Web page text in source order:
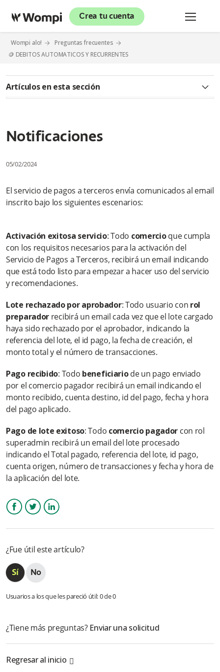
Crea tu cuenta
Wompi alo!
Preguntas frecuentes
🪙 DEBITOS AUTOMATICOS Y RECURRENTES
Artículos en esta sección
¿Cómo puedo solicitar la inactivación del Servicio de Pagos a
Terceros?
¿Por qué otros motivos me pueden cancelar definitivamente
¿Qué es el Servicio de Pagos a Terceros (SPT)?
¿Cómo visualizo un ajuste por Débito Automático en mi
cuenta?
¿Qué beneficios ofrece?
¿Qué planes de facturación tiene SPT? ¿El servicio tiene costo
fijo o variable?
¿Por qué me llegan notificaciones al celular?
Más información
Notificaciones
05/02/2024
El servicio de pagos a terceros envía comunicados al email
inscrito bajo los siguientes escenarios:
Activación exitosa servicio: Todo comercioque cumpla
con los requisitos necesarios para la activación del
Servicio de Pagos a Terceros, recibirá un email indicando
que está todo listo para empezar a hacer uso del servicio
y recomendaciones.
Lote rechazado por aprobador: Todo usuario con rol
preparador recibirá un email cada vez que el lote cargado
haya sido rechazado por el aprobador, indicando la
referencia del lote, el id pago, la fecha de creación, el
monto total y el número de transacciones.
Pago recibido: Todo beneficiariode un pago enviado
por el comercio pagador recibirá un email indicando el
monto recibido, cuenta destino, id del pago, fecha y hora
del pago aplicado.
Pago de lote exitoso: Todo comercio pagador con rol
superadmin recibirá un email del lote procesado
indicando el Total pagado, referencia del lote, id pago,
cuenta origen, número de transacciones y fecha y hora de
la aplicación del lote.
¿Fue útil este artículo?
Usuarios a los que les pareció útil: 0 de 0
¿Tiene más preguntas? Enviar una solicitud
Regresar al inicio